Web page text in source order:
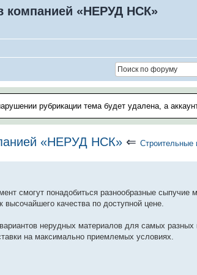
компанией «НЕРУД НСК»
рубрикации тема будет удалена, а
«НЕРУД НСК» ⇐ Строительные
смогут понадобиться разнообразные
качества по доступной цене.
нерудных материалов для самых разных
на максимально приемлемых условиях.